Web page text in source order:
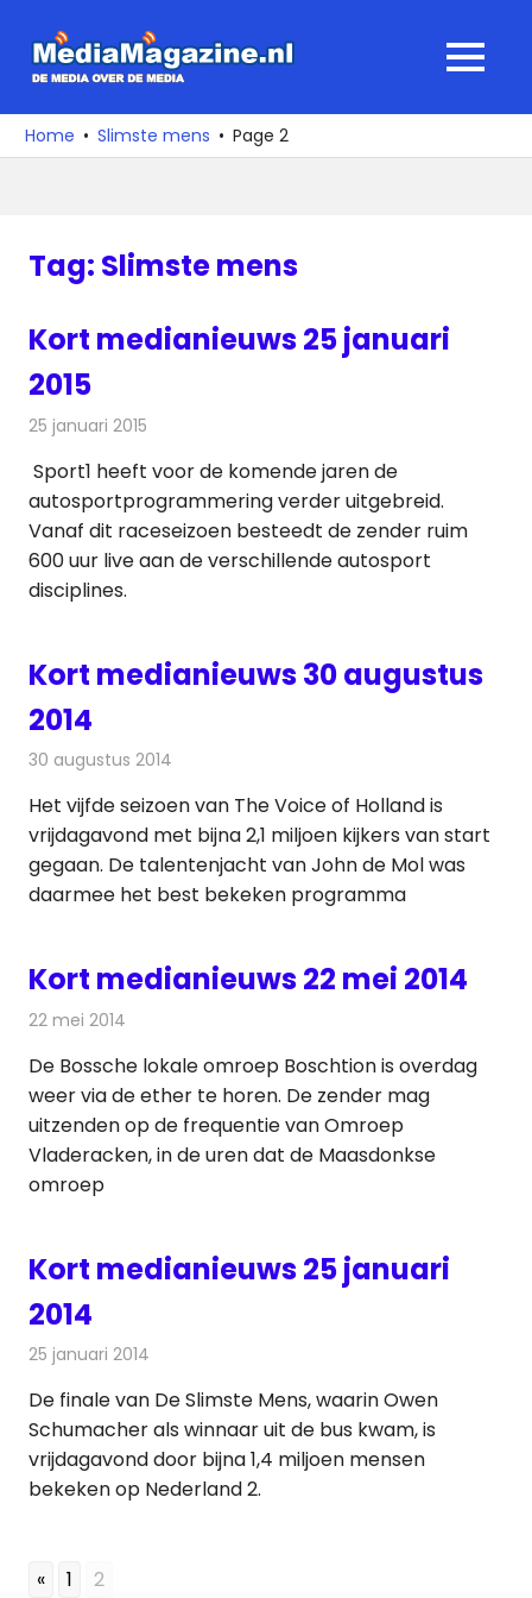
naar
media
over
MENU
Home Slimste mens Page 2
Tag: Slimste mens
Kort medianieuws 25 januari
2015
25 januari 2015
Sport1 heeft voor de komende jaren de
autosportprogrammering verder uitgebreid.
Vanaf dit raceseizoen besteedt de zender ruim
600 uur live aan de verschillende autosport
disciplines.
Kort medianieuws 30 augustus
2014
30 augustus 2014
Het vijfde seizoen van The Voice of Holland is
vrijdagavond met bijna 2,1 miljoen kijkers van start
gegaan. De talentenjacht van John de Mol was
daarmee het best bekeken programma
Kort medianieuws 22 mei 2014
22 mei 2014
De Bossche lokale omroep Boschtion is overdag
weer via de ether te horen. De zender mag
uitzenden op de frequentie van Omroep
Vladeracken, in de uren dat de Maasdonkse
omroep
Kort medianieuws 25 januari
2014
25 januari 2014
De finale van De Slimste Mens, waarin Owen
Schumacher als winnaar uit de bus kwam, is
vrijdagavond door bijna 1,4 miljoen mensen
bekeken op Nederland 2.
« 1 2